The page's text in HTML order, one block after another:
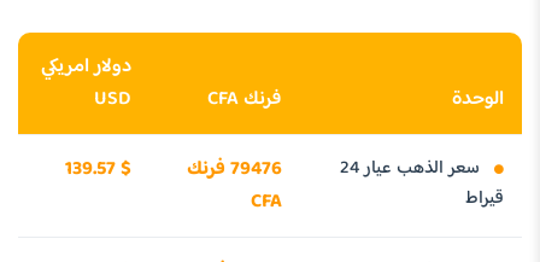
الوحدة فرنك CFA
دولار امريكي
USD
سعر الذهب عيار 24
قيراط
79476 فرنك
CFA
139.57 $